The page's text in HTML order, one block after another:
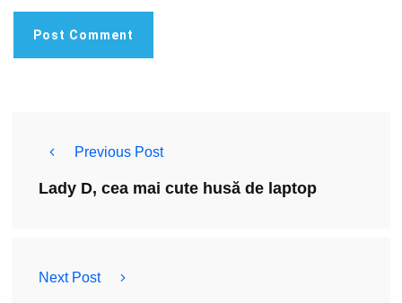
Previous Post
Lady D, cea mai cute husă de laptop
Next Post